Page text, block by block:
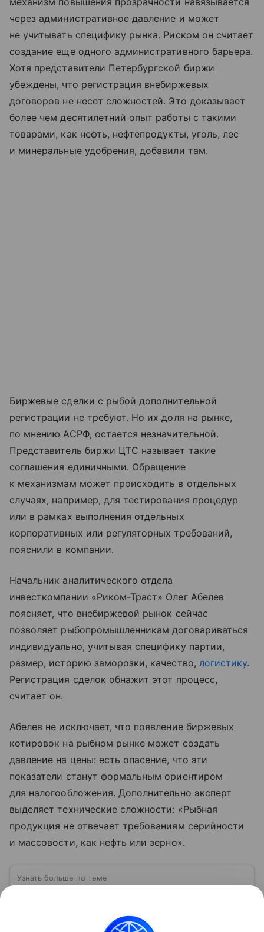
через административное давление и может
не учитывать специфику рынка. Риском он считает
создание еще одного административного барьера.
Хотя представители Петербургской биржи
убеждены, что регистрация внебиржевых
договоров не несет сложностей. Это доказывает
более чем десятилетний опыт работы с такими
товарами, как нефть, нефтепродукты, уголь, лес
и минеральные удобрения, добавили там.
Биржевые сделки с рыбой дополнительной
регистрации не требуют. Но их доля на рынке,
по мнению АСРФ, остается незначительной.
Представитель биржи ЦТС называет такие
соглашения единичными. Обращение
к механизмам может происходить в отдельных
случаях, например, для тестирования процедур
или в рамках выполнения отдельных
корпоративных или регуляторных требований,
пояснили в компании.
Начальник аналитического отдела
инвесткомпании «Риком-Траст» Олег Абелев
поясняет, что внебиржевой рынок сейчас
позволяет рыбопромышленникам договариваться
индивидуально, учитывая специфику партии,
размер, историю заморозки, качество, логистику.
Регистрация сделок обнажит этот процесс,
считает он.
Абелев не исключает, что появление биржевых
котировок на рыбном рынке может создать
давление на цены: есть опасение, что эти
показатели станут формальным ориентиром
для налогообложения. Дополнительно эксперт
выделяет технические сложности: «Рыбная
продукция не отвечает требованиям серийности
и массовости, как нефть или зерно».
Узнать больше по теме
В глобальном мире перемещение товаров и услуг